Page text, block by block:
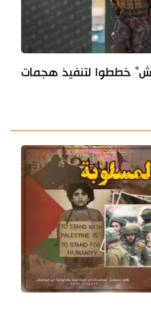
خططوا لتنفيذ هجمات